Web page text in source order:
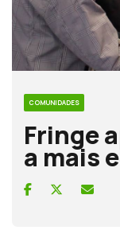
COMUNIDADES
Fringe
a mais